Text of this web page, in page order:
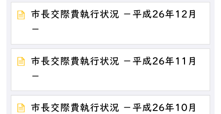
市長交際費執行状況 －平成26年12月
－
市長交際費執行状況 －平成26年11月
－
市長交際費執行状況 －平成26年10月